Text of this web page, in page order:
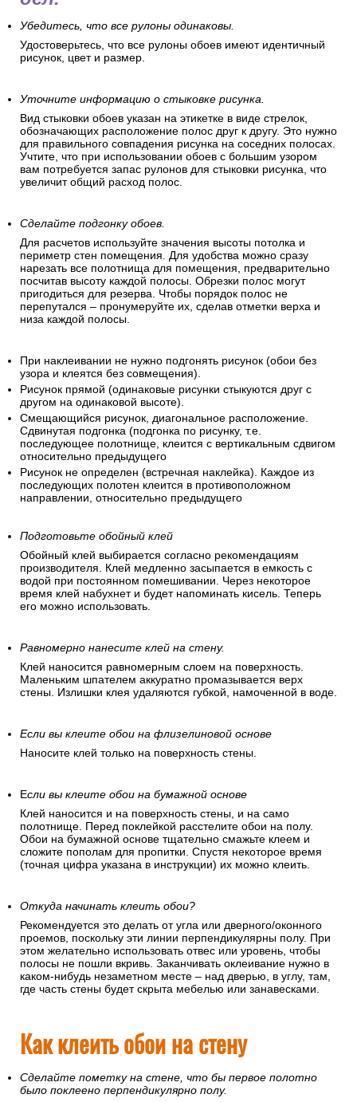
Убедитесь, что все рулоны одинаковы.
Удостоверьтесь, что все рулоны обоев имеют идентичный
рисунок, цвет и размер.
Уточните информацию о стыковке рисунка.
Вид стыковки обоев указан на этикетке в виде стрелок,
обозначающих расположение полос друг к другу. Это нужно
для правильного совпадения рисунка на соседних полосах.
Учтите, что при использовании обоев с большим узором
вам потребуется запас рулонов для стыковки рисунка, что
увеличит общий расход полос.
Сделайте подгонку обоев.
Для расчетов используйте значения высоты потолка и
периметр стен помещения. Для удобства можно сразу
нарезать все полотнища для помещения, предварительно
посчитав высоту каждой полосы. Обрезки полос могут
пригодиться для резерва. Чтобы порядок полос не
перепутался – пронумеруйте их, сделав отметки верха и
низа каждой полосы.
При наклеивании не нужно подгонять рисунок (обои без
узора и клеятся без совмещения).
Рисунок прямой (одинаковые рисунки стыкуются друг с
другом на одинаковой высоте).
Смещающийся рисунок, диагональное расположение.
Сдвинутая подгонка (подгонка по рисунку, т.е.
последующее полотнище, клеится с вертикальным сдвигом
относительно предыдущего
Рисунок не определен (встречная наклейка). Каждое из
последующих полотен клеится в противоположном
направлении, относительно предыдущего
Подготовьте обойный клей
Обойный клей выбирается согласно рекомендациям
производителя. Клей медленно засыпается в емкость с
водой при постоянном помешивании. Через некоторое
время клей набухнет и будет напоминать кисель. Теперь
его можно использовать.
Равномерно нанесите клей на стену.
Клей наносится равномерным слоем на поверхность.
Маленьким шпателем аккуратно промазывается верх
стены. Излишки клея удаляются губкой, намоченной в воде.
Если вы клеите обои на флизелиновой основе
Наносите клей только на поверхность стены.
Если вы клеите обои на бумажной основе
Клей наносится и на поверхность стены, и на само
полотнище. Перед поклейкой расстелите обои на полу.
Обои на бумажной основе тщательно смажьте клеем и
сложите пополам для пропитки. Спустя некоторое время
(точная цифра указана в инструкции) их можно клеить.
Откуда начинать клеить обои?
Рекомендуется это делать от угла или дверного/оконного
проемов, поскольку эти линии перпендикулярны полу. При
этом желательно использовать отвес или уровень, чтобы
полосы не пошли вкривь. Заканчивать оклеивание нужно в
каком-нибудь незаметном месте – над дверью, в углу, там,
где часть стены будет скрыта мебелью или занавесками.
Как клеить обои на стену
Сделайте пометку на стене, что бы первое полотно
было поклеено перпендикулярно полу.